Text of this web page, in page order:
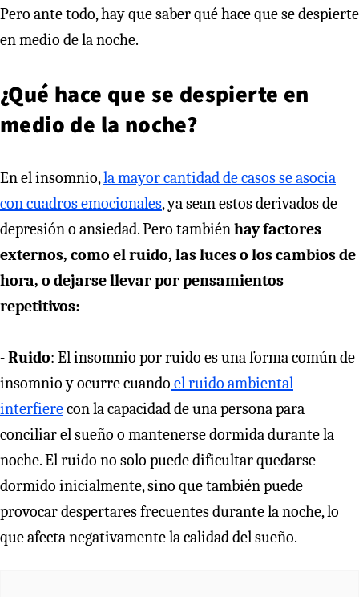
Pero ante todo, hay que saber qué hace que se despierte
en medio de la noche.
¿Qué hace que se despierte en
medio de la noche?
En el insomnio,la mayor cantidad de casos se asocia
con cuadros emocionales, ya sean estos derivados de
depresión o ansiedad. Pero también hay factores
externos, como el ruido, las luces o los cambios de
hora, o dejarse llevar por pensamientos
repetitivos:
- Ruido: El insomnio por ruido es una forma común de
insomnio y ocurre cuando el ruido ambiental
interfierecon la capacidad de una persona para
conciliar el sueño o mantenerse dormida durante la
noche. El ruido no solo puede dificultar quedarse
dormido inicialmente, sino que también puede
provocar despertares frecuentes durante la noche, lo
que afecta negativamente la calidad del sueño.